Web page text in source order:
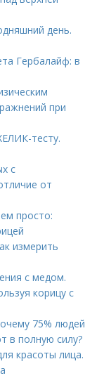
день.
Гербалайф: в
при
тесту.
с
от
просто:
измерить
с медом.
корицу с
75% людей
в полную силу?
красоты лица.